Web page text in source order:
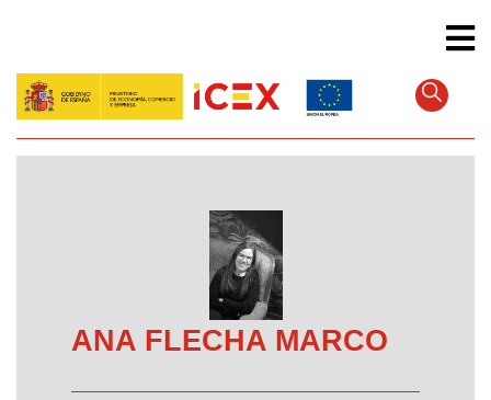
conteúdo
principal
ANA FLECHA MARCO